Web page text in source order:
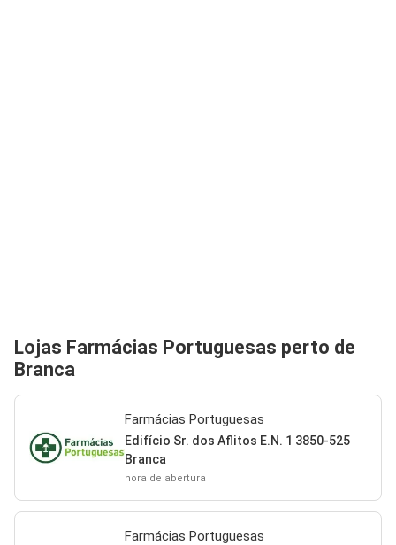
Lojas Farmácias Portuguesas perto de
Branca
Farmácias Portuguesas
Edifício Sr. dos Aflitos E.N. 1 3850-525
Branca
hora de abertura
Farmácias Portuguesas